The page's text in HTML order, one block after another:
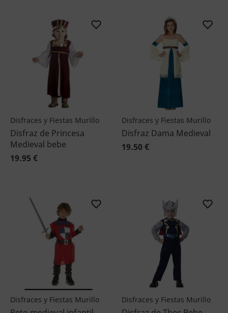
Disfraces y Fiestas Murillo
Disfraz de Princesa
Medieval bebe
19.95 €
Disfraces y Fiestas Murillo
Disfraz Dama Medieval
19.50 €
Disfraces y Fiestas Murillo Disfraces y Fiestas Murillo